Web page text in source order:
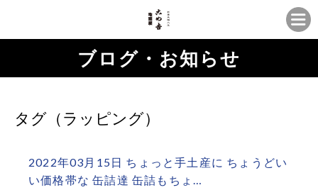
ブログ・お知らせ
タグ（ラッピング）
2022年03月15日 ちょっと手土産に️ ちょうどい
い価格帯な 缶詰達 缶詰もちょ…